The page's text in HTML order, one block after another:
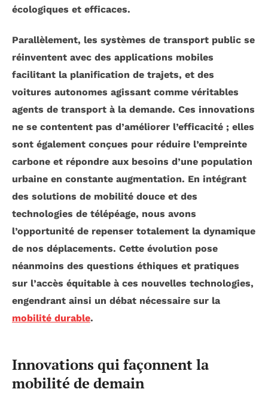
écologiques et efficaces.
Parallèlement, les systèmes de transport public se
réinventent avec des applications mobiles
facilitant la planification de trajets, et des
voitures autonomes agissant comme véritables
agents de transport à la demande. Ces innovations
ne se contentent pas d’améliorer l’efficacité ; elles
sont également conçues pour réduire l’empreinte
carbone et répondre aux besoins d’une population
urbaine en constante augmentation. En intégrant
des solutions de mobilité douce et des
technologies de télépéage, nous avons
l’opportunité de repenser totalement la dynamique
de nos déplacements. Cette évolution pose
néanmoins des questions éthiques et pratiques
sur l’accès équitable à ces nouvelles technologies,
engendrant ainsi un débat nécessaire sur la
mobilité durable.
Innovations qui façonnent la
mobilité de demain